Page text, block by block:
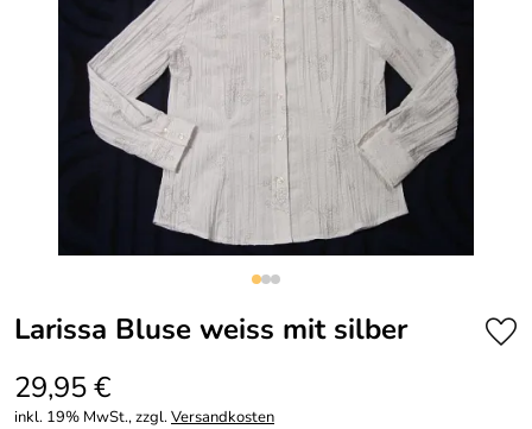
Larissa Bluse weiss mit silber
29,95 €
inkl. 19% MwSt., zzgl.Versandkosten